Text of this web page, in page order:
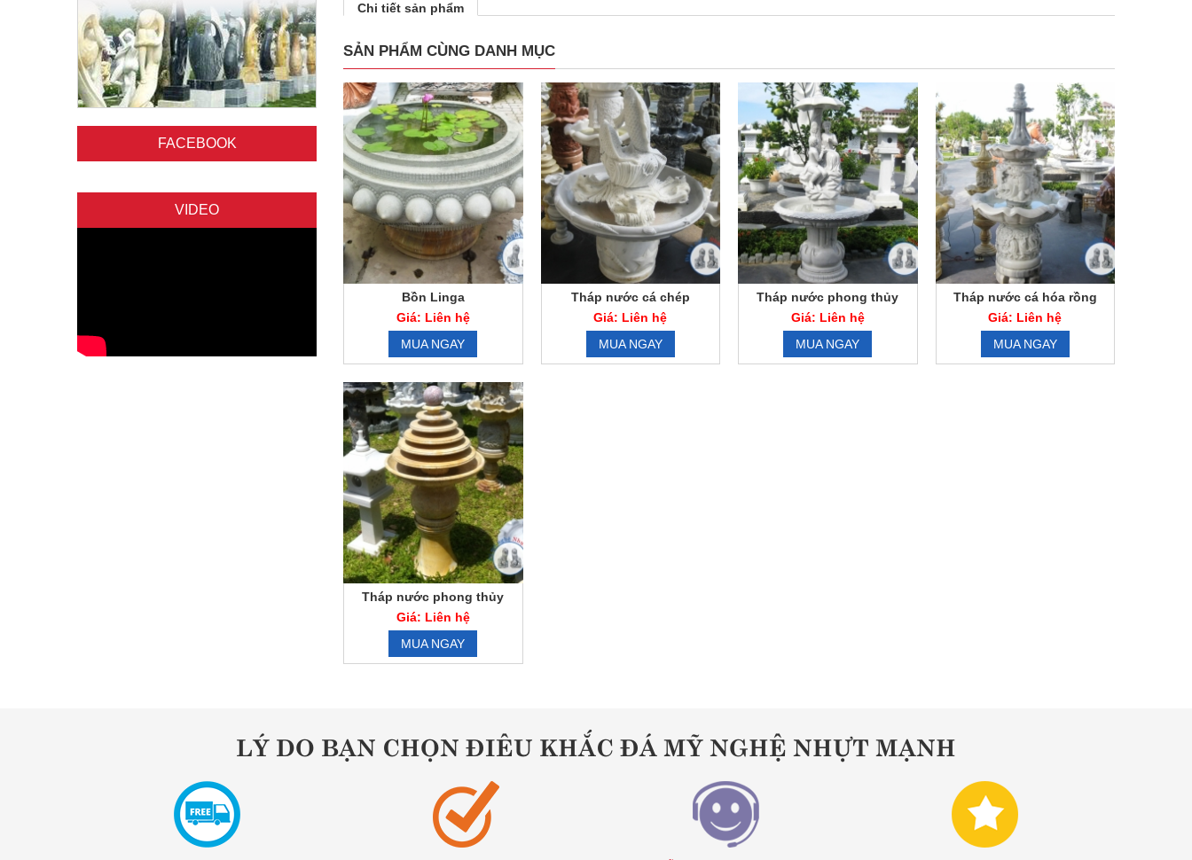
FACEBOOK
VIDEO
Chi tiết sản phẩm
SẢN PHẨM CÙNG DANH MỤC
Bồn Linga
Giá: Liên hệ
MUA NGAY
Tháp nước cá chép
Giá: Liên hệ
MUA NGAY
Tháp nước phong thủy
tình nhân
Giá: Liên hệ
MUA NGAY
Tháp nước cá hóa rồng
Giá: Liên hệ
MUA NGAY
Tháp nước phong thủy
nhiều tầng
Giá: Liên hệ
MUA NGAY
LÝ DO BẠN CHỌN ĐIÊU KHẮC ĐÁ MỸ NGHỆ NHỰT MẠNH